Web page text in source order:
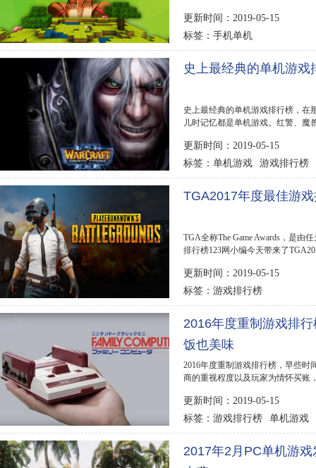
更新时间：2019-05-15
标签： 手机单机
史上最经典的单机游
史上最经典的单机游戏排行榜，在
儿时记忆都是单机游戏。红警、魔
更新时间：2019-05-15
标签： 单机游戏 游戏排行榜
TGA2017年度最佳游
TGA全称The Game Awards，是由
排行榜123网小编今天带来了
更新时间：2019-05-15
标签： 游戏排行榜
2016年度重制游戏排
饭也美味
2016年度重制游戏排行榜，早些时
商的重视程度以及玩家为情怀买账
更新时间：2019-05-15
标签： 游戏排行榜 单机游戏
2017年2月PC单机游